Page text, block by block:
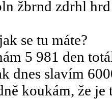
žbrnd zdrhl
se tu máte?
5 981 den
dnes slavím
koukám, že